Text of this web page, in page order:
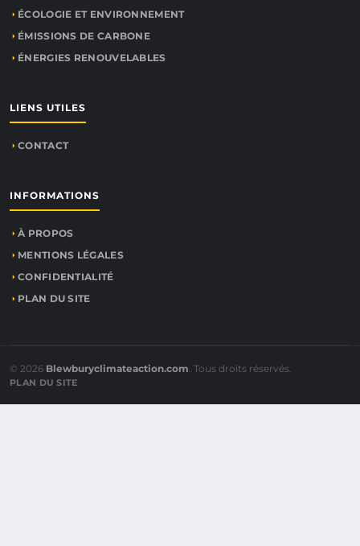
ÉCOLOGIE ET ENVIRONNEMENT
ÉMISSIONS DE CARBONE
ÉNERGIES RENOUVELABLES
LIENS UTILES
CONTACT
INFORMATIONS
À PROPOS
MENTIONS LÉGALES
CONFIDENTIALITÉ
PLAN DU SITE
© 2026 Blewburyclimateaction.com. Tous droits réservés.
PLAN DU SITE